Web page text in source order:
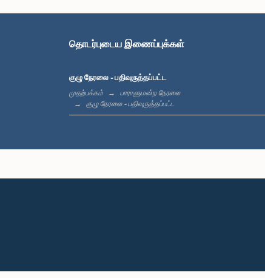
தொடர்புடைய இணைப்புக்கள்
குழு நேரலை - பதிவுருத்தப்பட்ட
முதற்பக்கம்
பாராளுமன்ற நேரலை
குழு நேரலை - பதிவுருத்தப்பட்ட